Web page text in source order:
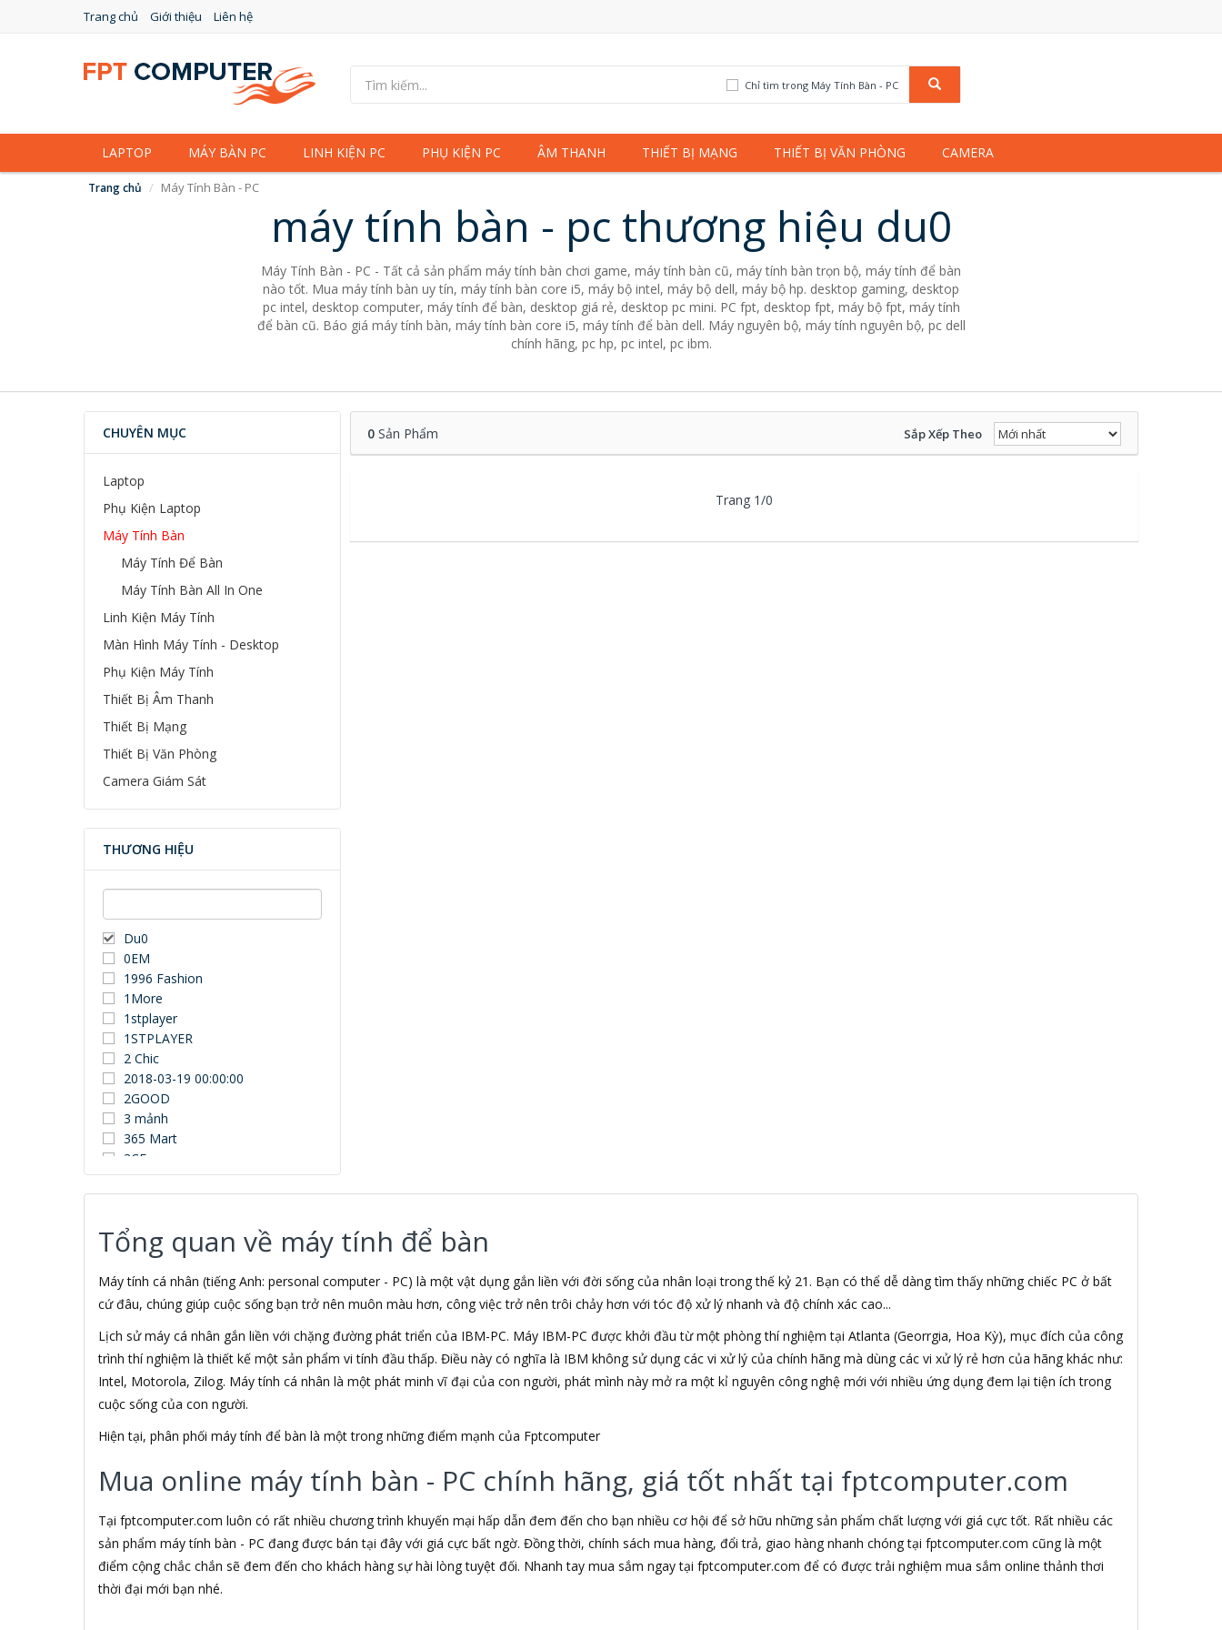
Trang chủ Giới thiệu Liên hệ
Chỉ tìm trong Máy Tính Bàn - PC
LAPTOP MÁY BÀN PC LINH KIỆN PC PHỤ KIỆN PC ÂM THANH THIẾT BỊ MẠNG THIẾT BỊ VĂN PHÒNG CAMERA
Trang chủ Máy Tính Bàn - PC
máy tính bàn - pc thương hiệu du0
Máy Tính Bàn - PC - Tất cả sản phẩm máy tính bàn chơi game, máy tính bàn cũ, máy tính bàn trọn bộ, máy tính để bàn
nào tốt. Mua máy tính bàn uy tín, máy tính bàn core i5, máy bộ intel, máy bộ dell, máy bộ hp. desktop gaming, desktop
pc intel, desktop computer, máy tính để bàn, desktop giá rẻ, desktop pc mini. PC fpt, desktop fpt, máy bộ fpt, máy tính
để bàn cũ. Báo giá máy tính bàn, máy tính bàn core i5, máy tính để bàn dell. Máy nguyên bộ, máy tính nguyên bộ, pc dell
chính hãng, pc hp, pc intel, pc ibm.
CHUYÊN MỤC
Laptop
Phụ Kiện Laptop
Máy Tính Bàn
Máy Tính Để Bàn
Máy Tính Bàn All In One
Linh Kiện Máy Tính
Màn Hình Máy Tính - Desktop
Phụ Kiện Máy Tính
Thiết Bị Âm Thanh
Thiết Bị Mạng
Thiết Bị Văn Phòng
Camera Giám Sát
THƯƠNG HIỆU
Du0
0EM
1996 Fashion
1More
1stplayer
1STPLAYER
2 Chic
2018-03-19 00:00:00
2GOOD
3 mảnh
365 Mart
3CE
3Dconnexion
3DUN
3M
3NOD
3OneData
4D
5ASYSTEMS
7Gift Shop
8848
A 100+
A Bonne
A Brand
A & T
Aardvark
Abel
Abo
ACASIS
Acatel
Acbel
0Sản Phẩm Sắp Xếp Theo
Trang 1/0
Tổng quan về máy tính để bàn
Máy tính cá nhân (tiếng Anh: personal computer - PC) là một vật dụng gắn liền với đời sống của nhân loại trong thế kỷ 21. Bạn có thể dễ dàng tìm thấy những chiếc PC ở bất
cứ đâu, chúng giúp cuộc sống bạn trở nên muôn màu hơn, công việc trở nên trôi chảy hơn với tóc độ xử lý nhanh và độ chính xác cao...
Lịch sử máy cá nhân gắn liền với chặng đường phát triển của IBM-PC. Máy IBM-PC được khởi đầu từ một phòng thí nghiệm tại Atlanta (Georrgia, Hoa Kỳ), mục đích của công
trình thí nghiệm là thiết kế một sản phẩm vi tính đầu thấp. Điều này có nghĩa là IBM không sử dụng các vi xử lý của chính hãng mà dùng các vi xử lý rẻ hơn của hãng khác như:
Intel, Motorola, Zilog. Máy tính cá nhân là một phát minh vĩ đại của con người, phát mình này mở ra một kỉ nguyên công nghệ mới với nhiều ứng dụng đem lại tiện ích trong
cuộc sống của con người.
Hiện tại, phân phối máy tính để bàn là một trong những điểm mạnh của Fptcomputer
Mua online máy tính bàn - PC chính hãng, giá tốt nhất tại fptcomputer.com
Tại fptcomputer.com luôn có rất nhiều chương trình khuyến mại hấp dẫn đem đến cho bạn nhiều cơ hội để sở hữu những sản phẩm chất lượng với giá cực tốt. Rất nhiều các
sản phẩm máy tính bàn - PC đang được bán tại đây với giá cực bất ngờ. Đồng thời, chính sách mua hàng, đổi trả, giao hàng nhanh chóng tại fptcomputer.com cũng là một
điểm cộng chắc chắn sẽ đem đến cho khách hàng sự hài lòng tuyệt đối. Nhanh tay mua sắm ngay tại fptcomputer.com để có được trải nghiệm mua sắm online thảnh thơi
thời đại mới bạn nhé.